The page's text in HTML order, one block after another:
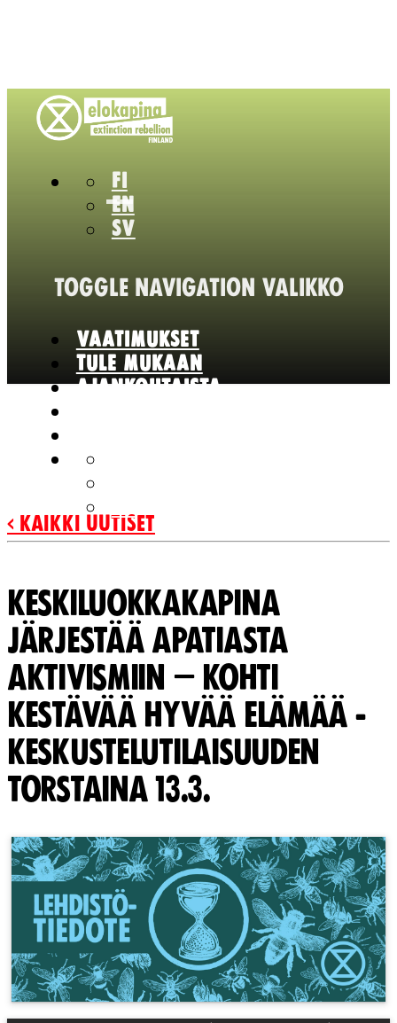
FI
EN
SV
TOGGLE NAVIGATION VALIKKO
VAATIMUKSET
TULE MUKAAN
AJANKOHTAISTA
‹ Kaikki uutiset
KESKILUOKKAKAPINA
JÄRJESTÄÄ APATIASTA
AKTIVISMIIN – KOHTI
KESTÄVÄÄ HYVÄÄ ELÄMÄÄ -
KESKUSTELUTILAISUUDEN
TORSTAINA 13.3.